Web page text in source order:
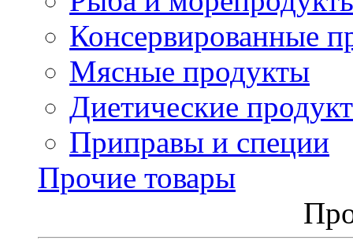
Консервированные
Мясные продукты
Диетические
Приправы и специи
Прочие товары